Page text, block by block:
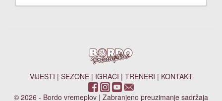
VIJESTI | SEZONE| IGRAČI | TRENERI | KONTAKT
© 2026 - Bordo vremeplov | Zabranjeno preuzimanje sadržaja